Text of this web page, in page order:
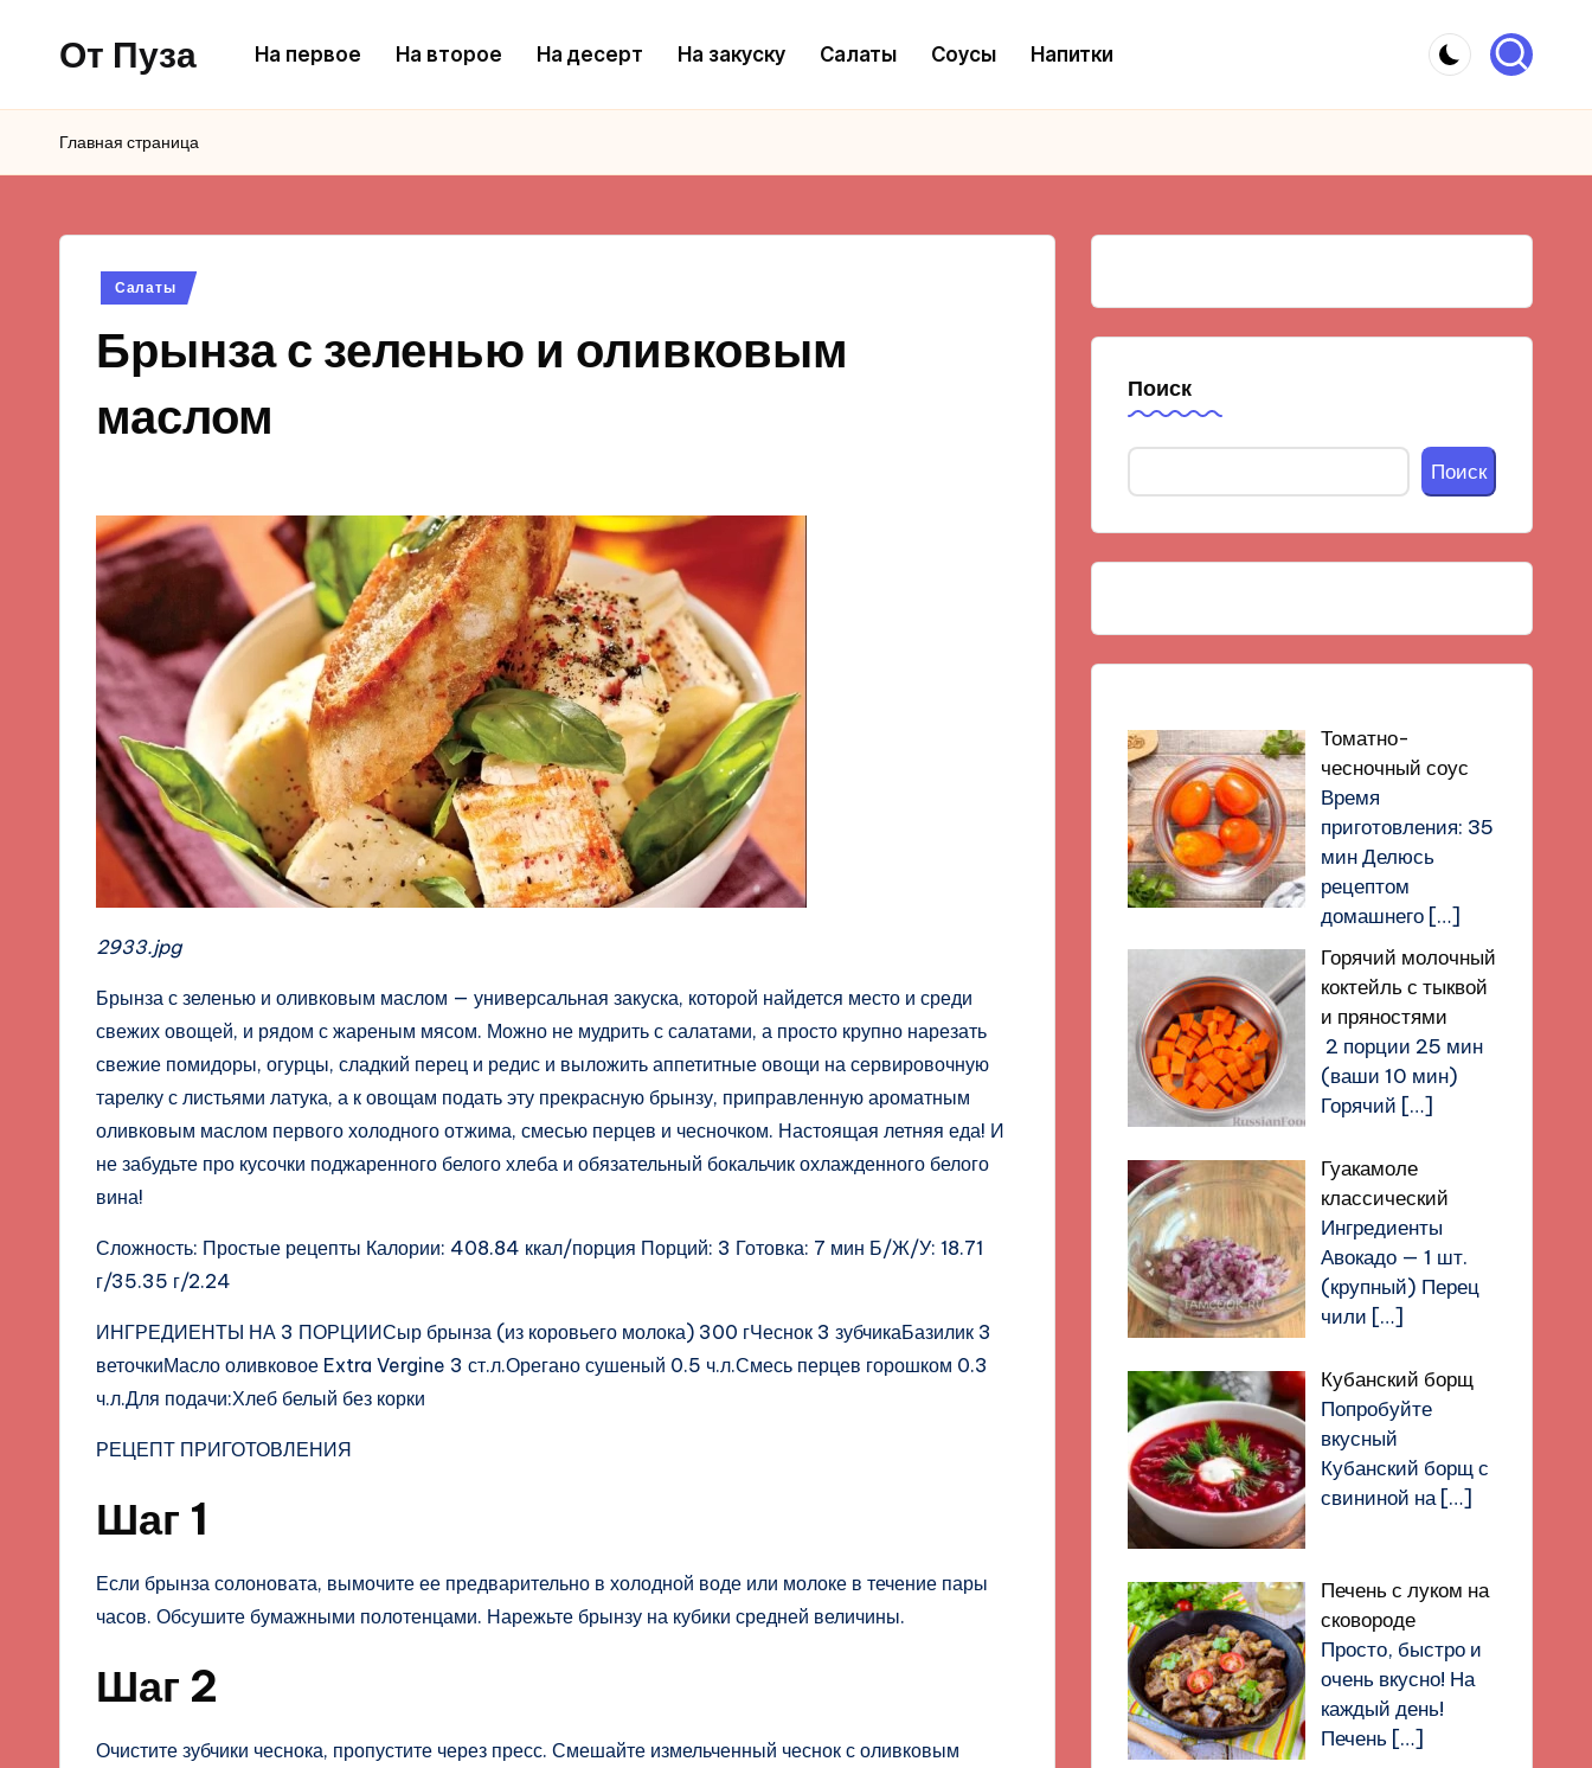
Перейти
содержимому
От Пуза
очень
вкусные
рецепты!
На первое На второе На десерт На закуску Салаты Соусы Напитки
Главная страница
Опубликовано
Салаты
Брынза с зеленью и оливковым
маслом
2933.jpg
Брынза с зеленью и оливковым маслом — универсальная закуска, которой найдется место и среди
свежих овощей, и рядом с жареным мясом. Можно не мудрить с салатами, а просто крупно нарезать
свежие помидоры, огурцы, сладкий перец и редис и выложить аппетитные овощи на сервировочную
тарелку с листьями латука, а к овощам подать эту прекрасную брынзу, приправленную ароматным
оливковым маслом первого холодного отжима, смесью перцев и чесночком. Настоящая летняя еда! И
не забудьте про кусочки поджаренного белого хлеба и обязательный бокальчик охлажденного белого
вина!
Сложность: Простые рецепты Калории: 408.84 ккал/порция Порций: 3 Готовка: 7 мин Б/Ж/У: 18.71
г/35.35 г/2.24
ИНГРЕДИЕНТЫ НА 3 ПОРЦИИСыр брынза (из коровьего молока) 300 гЧеснок 3 зубчикаБазилик 3
веточкиМасло оливковое Extra Vergine 3 ст.л.Орегано сушеный 0.5 ч.л.Смесь перцев горошком 0.3
ч.л.Для подачи:Хлеб белый без корки
РЕЦЕПТ ПРИГОТОВЛЕНИЯ
Шаг 1
Если брынза солоновата, вымочите ее предварительно в холодной воде или молоке в течение пары
часов. Обсушите бумажными полотенцами. Нарежьте брынзу на кубики средней величины.
Шаг 2
Очистите зубчики чеснока, пропустите через пресс. Смешайте измельченный чеснок с оливковым
Поиск
Поиск
Томатно-
чесночный соус
Время
приготовления: 35
мин Делюсь
рецептом
домашнего […]
Горячий молочный
коктейль с тыквой
и пряностями
2 порции 25 мин
(ваши 10 мин)
Горячий […]
Гуакамоле
классический
Ингредиенты
Авокадо — 1 шт.
(крупный) Перец
чили […]
Кубанский борщ
Попробуйте
вкусный
Кубанский борщ с
свининой на[…]
Печень с луком на
сковороде
Просто, быстро и
очень вкусно! На
каждый день!
Печень […]